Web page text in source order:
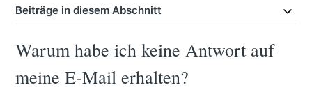
Beiträge in diesem Abschnitt
Warum habe ich keine Antwort auf
meine E-Mail erhalten?